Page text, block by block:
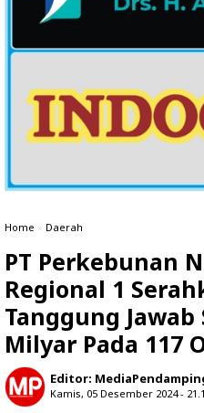
Home » Daerah
PT Perkebunan
Regional 1
Tanggung Jawab
Milyar Pada 117
Editor:
Kamis, 05 Desember 2024 -